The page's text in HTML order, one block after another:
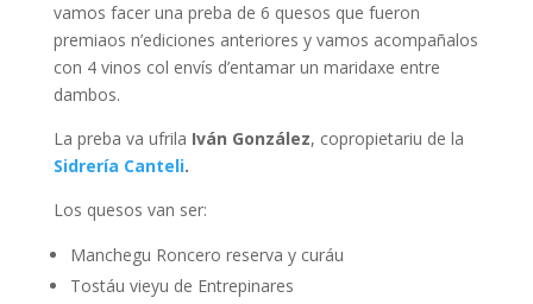
vamos facer una preba de 6 quesos que fueron
premiaos n’ediciones anteriores y vamos acompañalos
con 4 vinos col envís d’entamar un maridaxe entre
dambos.
La preba va ufrila Iván González, copropietariu de la
Sidrería Canteli.
Los quesos van ser:
Manchegu Roncero reserva y curáu
Tostáu vieyu de Entrepinares